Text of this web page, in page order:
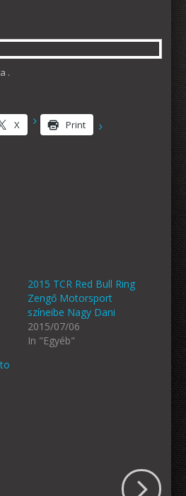
.
X Print
2015 TCR Red Bull Ring
Zengő Motorsport
színeibe Nagy Dani
2015/07/06
In "Egyéb"